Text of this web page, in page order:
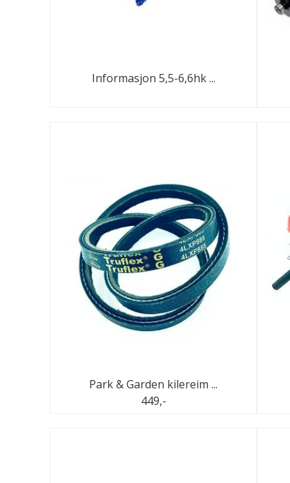
Informasjon 5,5-6,6hk ...
Park & Garden kilereim ...
449,-